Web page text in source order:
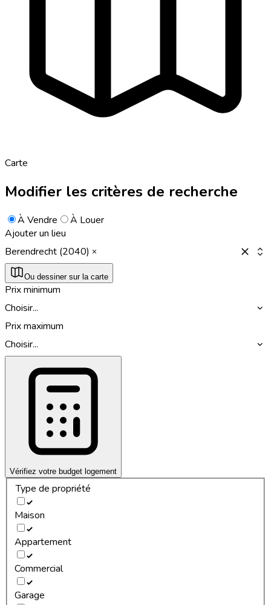
Carte
Modifier les critères de recherche
À Vendre
À Louer
Ajouter un lieu
Berendrecht (2040)
Ou dessiner sur la carte
Prix minimum
Choisir...
Prix maximum
Choisir...
Vérifiez votre budget logement
Type de propriété
Maison
Appartement
Commercial
Garage